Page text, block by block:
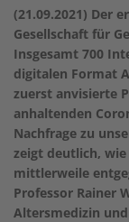
(21.09.2021) Der
Gesellschaft für
Insgesamt 700
digitalen Format
zuerst anvisierte
anhaltenden
Nachfrage zu
zeigt deutlich,
mittlerweile
Professor Rainer
Altersmedizin